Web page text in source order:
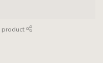
product